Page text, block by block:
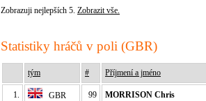
Zobrazuji nejlepších 5. Zobrazit vše.
Statistiky hráčů v poli (GBR)
tým # Příjmení a jméno
1. GBR 99 MORRISON Chris